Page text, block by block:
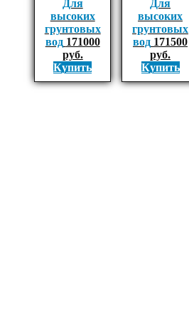
Для
высоких
грунтовых
вод 171000
руб.
Купить
Для
высоких
грунтовых
вод 171500
руб.
Купить